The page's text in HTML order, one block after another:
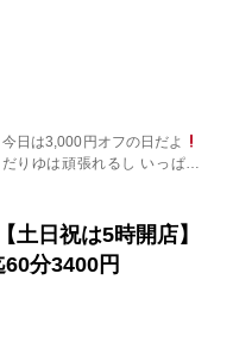
今日は3,000円オフの日だよ
だりゆは頑張れるし いっぱ…
土日祝は5時開店】
分3400円